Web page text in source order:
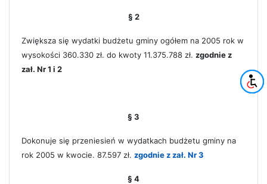
§ 2
Zwiększa się wydatki budżetu gminy ogółem na 2005 rok w
wysokości 360.330 zł. do kwoty 11.375.788 zł. zgodnie z
zał. Nr 1 i 2
§ 3
Dokonuje się przeniesień w wydatkach budżetu gminy na
rok 2005 w kwocie. 87.597 zł. zgodnie z zał. Nr 3
§ 4